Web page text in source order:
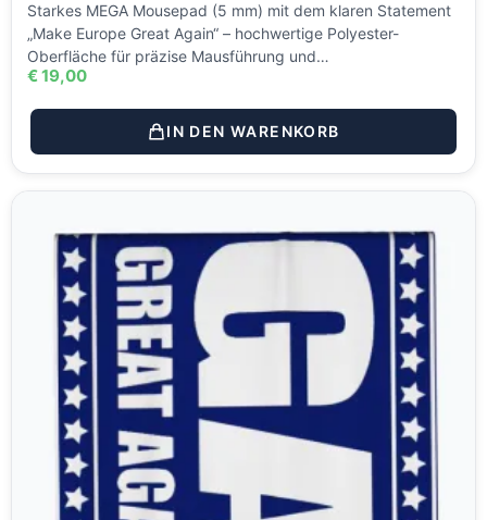
Starkes MEGA Mousepad (5 mm) mit dem klaren Statement
„Make Europe Great Again“ – hochwertige Polyester-
Oberfläche für präzise Mausführung und…
€19,00
IN DEN WARENKORB